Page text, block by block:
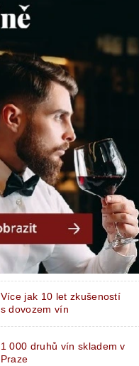
Více jak 10 let zkušeností
s dovozem vín
1 000 druhů vín skladem v
Praze